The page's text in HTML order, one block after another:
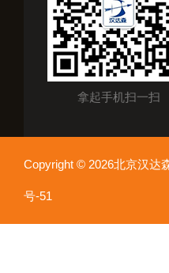
拿起手机扫一扫
Copyright © 2026北京汉
号-51